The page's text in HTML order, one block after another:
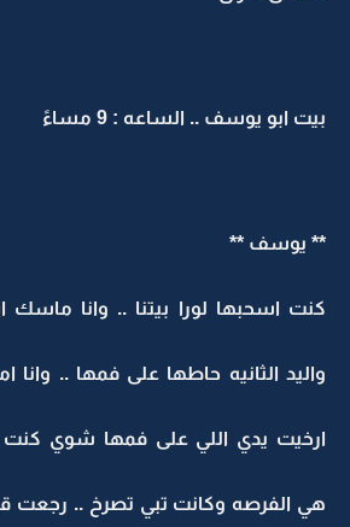
بيت ابو يوسف .. الساعه : 9 مساءً
** يوسف **
كنت اسحبها لورا بيتنا .. وانا ماسك
واليد الثانيه حاطها على فمها ..
ارخيت يدي اللي على فمها شوي
هي الفرصه وكانت تبي تصرخ .. رجعت